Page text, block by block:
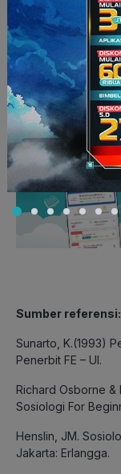
Sekarang Squad
pedesaan dan
masih bingung,
TeacherSosiologi
menarik karena
yang bisa kamu
Sumber referensi:
Sunarto, K.(1993)
Penerbit FE – UI.
Richard Osborne &
Sosiologi For
Henslin, JM.
Jakarta: Erlangga.